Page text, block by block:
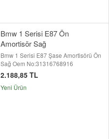
Bmw 1 Serisi E87 Ön
Amortisör Sağ
Bmw 1 Serisi E87 Şase Amortisörü Ön
Sağ Oem No:31316768916
2.188,85 TL
Yeni Ürün